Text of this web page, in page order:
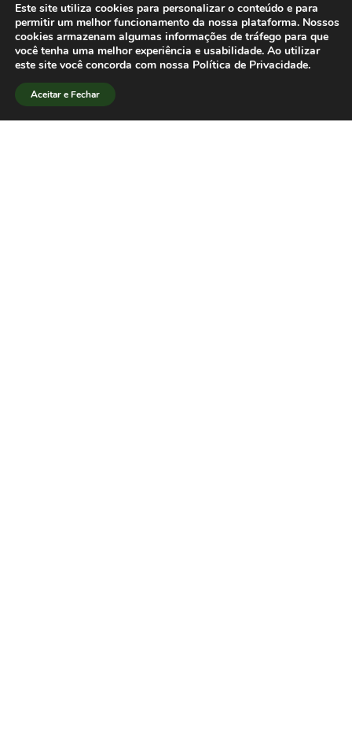
alguma sugestão. Envie email para
lsstorch@gmail.com
Laura Storch
Diretora Editorial
SBPJor
Este site utiliza cookies para personalizar o conteúdo e para
permitir um melhor funcionamento da nossa plataforma. Nossos
cookies armazenam algumas informações de tráfego para que
você tenha uma melhor experiência e usabilidade. Ao utilizar
este site você concorda com nossa Política de Privacidade.
Aceitar e Fechar